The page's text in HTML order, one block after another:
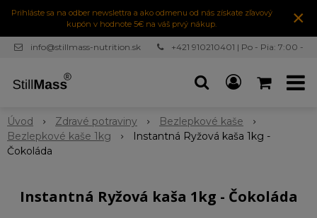
Prihláste sa na odber newslettra a ako odmenu od nás získate zľavový
kupón v hodnote 5€ na váš prvý nákup.
×
info@stillmass-nutrition.sk
+421 910210401 | Po - Pia: 7:00 -
Úvod Zdravé potraviny
Bezlepkové kaše
Bezlepkové kaše 1kg
Instantná Ryžová kaša 1kg -
Čokoláda
Instantná Ryžová kaša 1kg - Čokoláda